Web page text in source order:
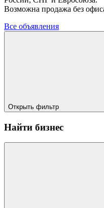
Возможна продажа без
Все объявления
Открыть фильтр
Найти бизнес